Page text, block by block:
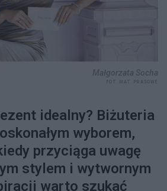
idealny? Biżuteria
wyborem,
przyciąga uwagę
stylem i wytwornym
warto szukać